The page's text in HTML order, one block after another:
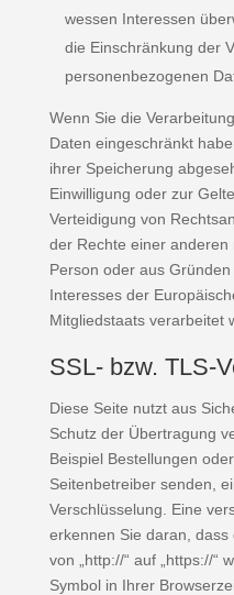
wessen Interessen
die Einschränkung der
personenbezogenen
Wenn Sie die
Daten eingeschränkt
ihrer Speicherung
Einwilligung oder zur
Verteidigung von
der Rechte einer
Person oder aus
Interesses der
Mitgliedstaats verarbeitet
SSL- bzw. TLS-
Diese Seite nutzt aus
Schutz der Übertragung
Beispiel Bestellungen
Seitenbetreiber senden,
Verschlüsselung. Eine
erkennen Sie daran, dass
von „http://“ auf „https://“
Symbol in Ihrer